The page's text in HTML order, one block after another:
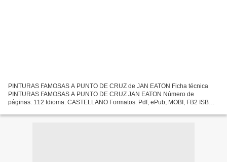
PINTURAS FAMOSAS A PUNTO DE CRUZ de JAN EATON Ficha técnica
PINTURAS FAMOSAS A PUNTO DE CRUZ JAN EATON Número de
páginas: 112 Idioma: CASTELLANO Formatos: Pdf, ePub, MOBI, FB2 ISBN:
Descargar...